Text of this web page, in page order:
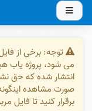
توجه: برخی از
می شود، پروژه یاب
انتشار شده که حق
صورت مشاهده اینگونه
برقرار کنید تا